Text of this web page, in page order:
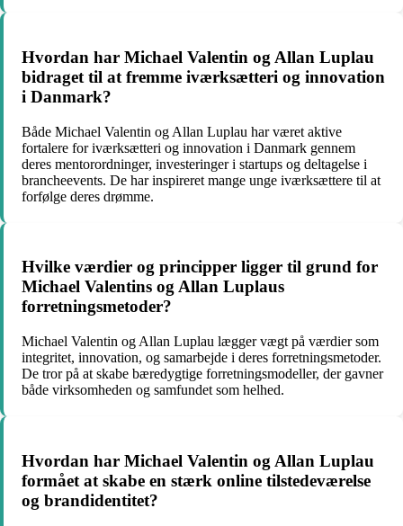
Hvordan har Michael Valentin og Allan Luplau
bidraget til at fremme iværksætteri og innovation
i Danmark?
Både Michael Valentin og Allan Luplau har været aktive
fortalere for iværksætteri og innovation i Danmark gennem
deres mentorordninger, investeringer i startups og deltagelse i
brancheevents. De har inspireret mange unge iværksættere til at
forfølge deres drømme.
Hvilke værdier og principper ligger til grund for
Michael Valentins og Allan Luplaus
forretningsmetoder?
Michael Valentin og Allan Luplau lægger vægt på værdier som
integritet, innovation, og samarbejde i deres forretningsmetoder.
De tror på at skabe bæredygtige forretningsmodeller, der gavner
både virksomheden og samfundet som helhed.
Hvordan har Michael Valentin og Allan Luplau
formået at skabe en stærk online tilstedeværelse
og brandidentitet?